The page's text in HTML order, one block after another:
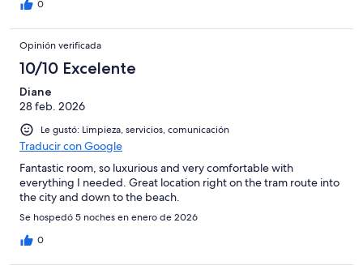
0
Opinión verificada
10/10 Excelente
Diane
28 feb. 2026
Le gustó: Limpieza, servicios, comunicación
Traducir con Google
Fantastic room, so luxurious and very comfortable with
everything I needed. Great location right on the tram route into
the city and down to the beach.
Se hospedó 5 noches en enero de 2026
0